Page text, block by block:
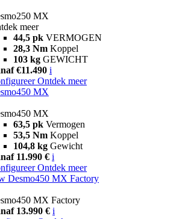
MX
meer
44,5 pk VERMOGEN
28,3 Nm Koppel
103 kg GEWICHT
€11.490 i
Ontdek meer
MX
MX
63,5 pk Vermogen
53,5 Nm Koppel
104,8 kg Gewicht
11.990 € i
Ontdek meer
Desmo450 MX Factory
MX Factory
13.990 € i